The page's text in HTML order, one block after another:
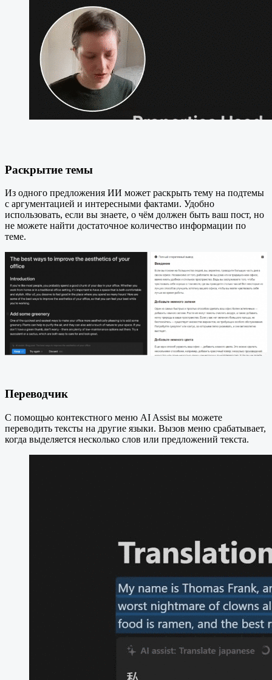
Раскрытие темы
Из одного предложения ИИ может раскрыть тему на подтемы
с аргументацией и интересными фактами. Удобно
использовать, если вы знаете, о чём должен быть ваш пост, но
не можете найти достаточное количество информации по
теме.
Переводчик
С помощью контекстного меню AI Assist вы можете
переводить тексты на другие языки. Вызов меню срабатывает,
когда выделяется несколько слов или предложений текста.